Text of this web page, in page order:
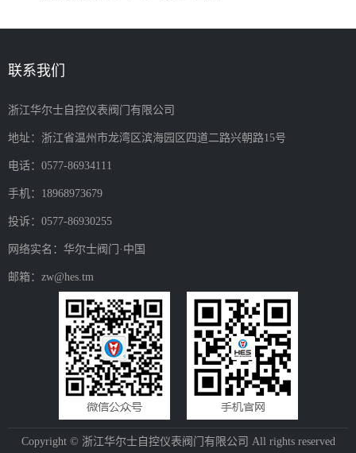
联系我们
浙江华尔士自控仪表阀门有限公司
地址：浙江省温州市龙湾区滨海园区四道二路兴朝路15号
电话：0577-86934111
手机：18968973679
投诉：0577-86930255
网络实名：华尔士阀门·中国
邮箱：zw@hes.tm
Copyright © 浙江华尔士自控仪表阀门有限公司 All rights reserved